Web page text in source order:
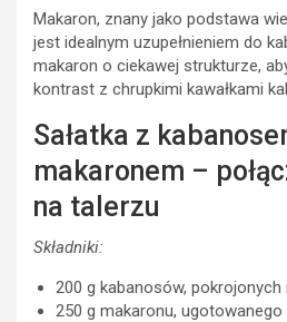
Makaron, znany jako podstawa
jest idealnym uzupełnieniem do
makaron o ciekawej strukturze,
kontrast z chrupkimi kawałkami
Sałatka z
makaronem –
na talerzu
Składniki:
200 g kabanosów, pokrojonych
250 g makaronu, ugotowanego